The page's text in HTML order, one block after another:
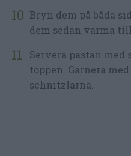
Bryn dem på båda
dem sedan varma
Servera pastan med
toppen. Garnera
schnitzlarna.